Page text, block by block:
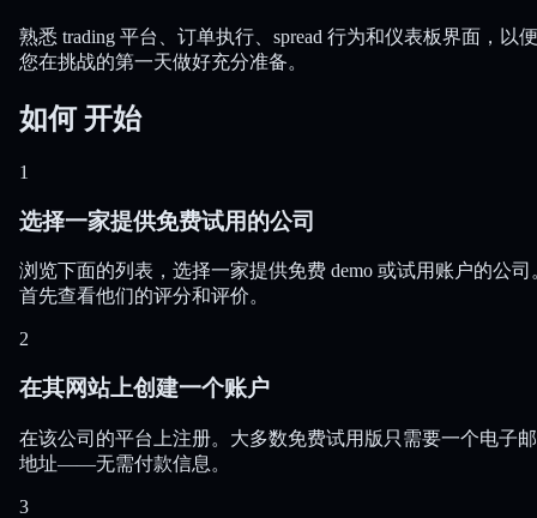
熟悉 trading 平台、订单执行、spread 行为和仪表板界面，以便
您在挑战的第一天做好充分准备。
如何 开始
1
选择一家提供免费试用的公司
浏览下面的列表，选择一家提供免费 demo 或试用账户的公司
首先查看他们的评分和评价。
2
在其网站上创建一个账户
在该公司的平台上注册。大多数免费试用版只需要一个电子
地址——无需付款信息。
3